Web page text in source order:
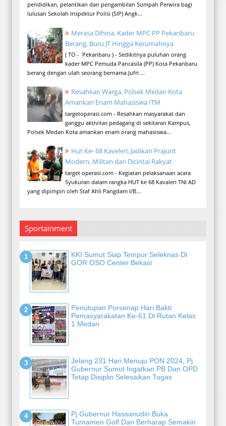
pendidikan, pelantikan dan pengambilan Sumpah Perwira bagi
lulusan Sekolah Inspektur Polisi (SIP) Angk...
Merasa Dihina, Kader MPC PP Pekanbaru
Berang, Buru JT Hingga Kerumahnya
( TO - Pekanbaru ) - Sedikitnya puluhan orang
kader MPC Pemuda Pancasila (PP) Kota Pekanbaru
berang dengan ulah seorang bernama Jufri ...
Resahkan Warga, Polsek Medan Kota
Amankan Enam Mahasiswa ITM
targetoperasi.com - Resahkan masyarakat dan
ganggu aktivitas pedagang di sekitaran Kampus,
Polsek Medan Kota amankan enam orang mahasiswa...
Hut Ke- 68 Kaveleri, Jadikan Prajurit
Modern, Militan dan Dicintai Rakyat
target operasi.com - Kegiatan pelaksanaan acara
Syukuran dalam rangka HUT ke 68 Kavaleri TNI AD
yang dipimpin oleh Staf Ahli Pangdam I/B...
Sportainment
KKI Sumut Siap Tempur Seleknas Di
GOR OSO Center Bekasi
Penutupan Porsenap Hari Bakti
Pemasyarakatan Ke-61 Di Rutan Kelas
1 Medan
Jelang 231 Hari Menuju PON 2024, Pj
Gubernur Sumut Ingatkan PB Dan OPD
Tetap Disiplin Selesaikan Tugas
Pj Gubernur Hassanudin Buka
Turnamen Golf Dan Berharap Semakin